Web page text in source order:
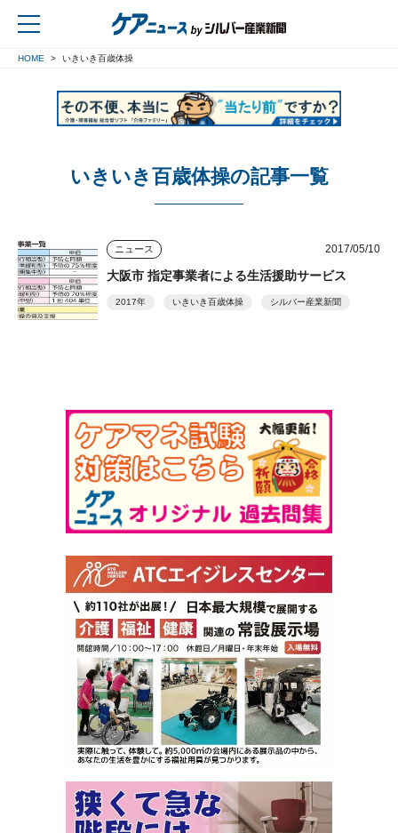
HOME いきいき百歳体操
いきいき百歳体操の記事一覧
ニュース 2017/05/10
大阪市 指定事業者による生活援助サービス
2017年 いきいき百歳体操 シルバー産業新聞